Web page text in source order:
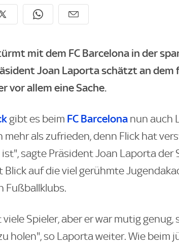
mit dem FC Barcelona in der
Joan Laporta schätzt an dem
vor allem eine Sache.
gibt es beim FC Barcelona nun auch
mehr als zufrieden, denn Flick hat
sagte Präsident Joan Laporta der
Blick auf die viel gerühmte
Fußballklubs.
viele Spieler, aber er war mutig genug,
holen", so Laporta weiter. Wie beim